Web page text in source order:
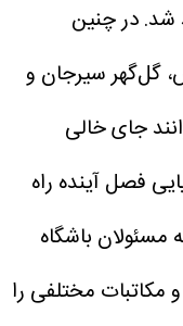
شد.در چنین
گل‌گهر سیرجان و
جای خالی
فصل آینده راه
باشگاه
مکاتبات مختلفی را